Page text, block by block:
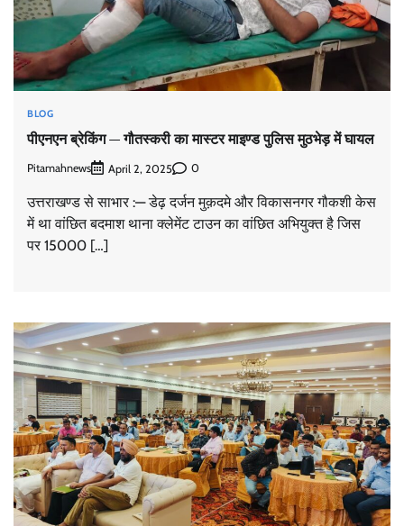
BLOG
पीएनएन ब्रेकिंग — गौतस्करी का मास्टर माइण्ड पुलिस मुठभेड़ में घायल
Pitamahnews April 2, 2025 0
उत्तराखण्ड से साभार :— डेढ़ दर्जन मुक़दमे और विकासनगर गौकशी केस
में था वांछित बदमाश थाना क्लेमेंट टाउन का वांछित अभियुक्त है जिस
पर 15000 […]